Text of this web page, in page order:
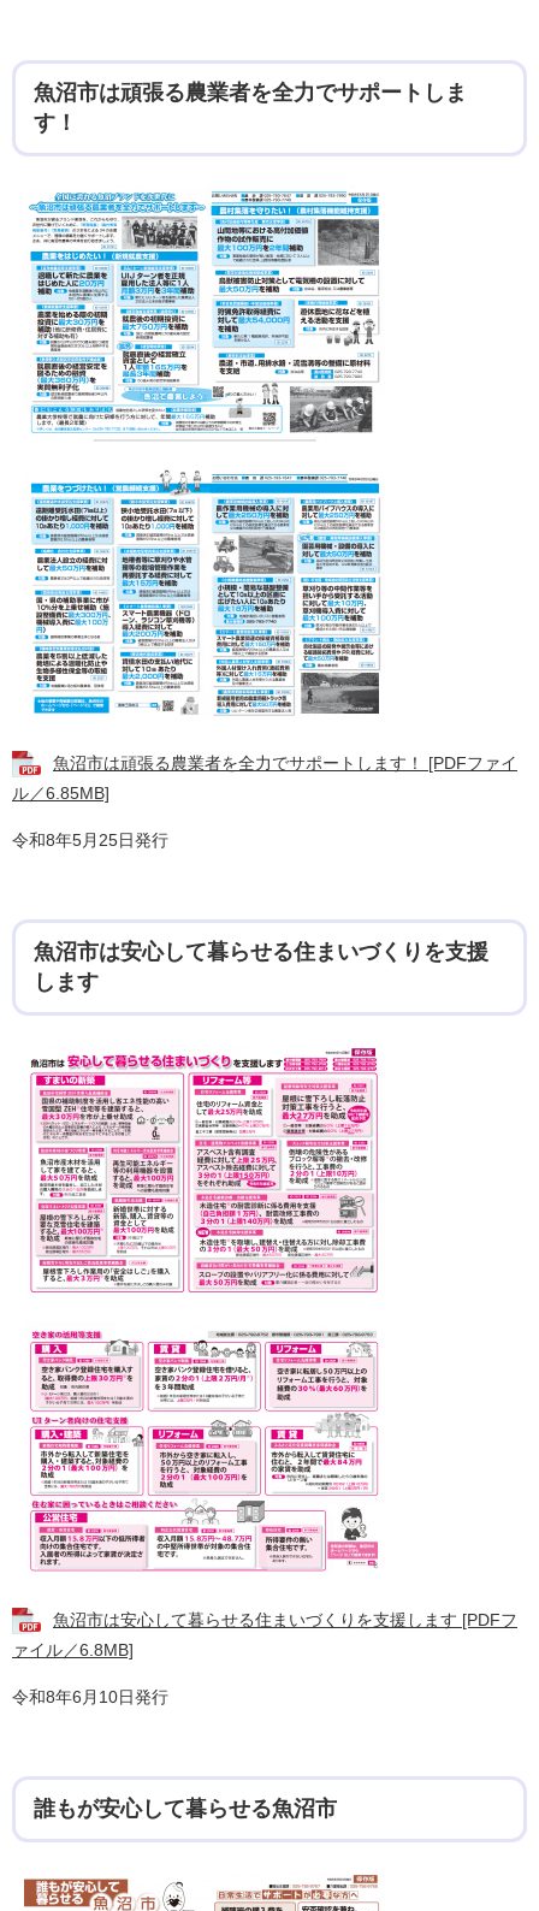
魚沼市は頑張る農業者を全力でサポートしま
す！​
魚沼市は頑張る農業者を全力でサポートします！ [PDFファイ
ル／6.85MB]
令和8年5月25日発行
魚沼市は安心して暮らせる住まいづくりを支援
します
魚沼市は安心して暮らせる住まいづくりを支援します [PDFフ
ァイル／6.8MB]
令和8年6月10日発行
誰もが安心して暮らせる魚沼市